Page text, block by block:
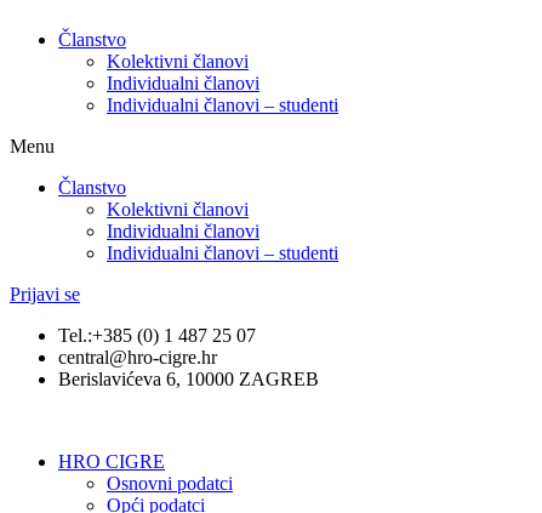
Članstvo
Kolektivni članovi
Individualni članovi
Individualni članovi – studenti
Menu
Članstvo
Kolektivni članovi
Individualni članovi
Individualni članovi – studenti
Prijavi se
Tel.:+385 (0) 1 487 25 07
central@hro-cigre.hr
Berislavićeva 6, 10000 ZAGREB
HRO CIGRE
Osnovni podatci​
Opći podatci